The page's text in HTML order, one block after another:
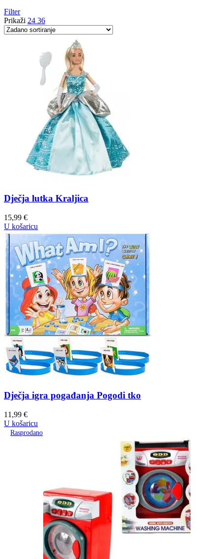
Filter
Prikaži 24 36
Dječja lutka Kraljica
15,99 €
U košaricu
Dječja igra pogađanja Pogodi tko
11,99 €
U košaricu
Rasprodano